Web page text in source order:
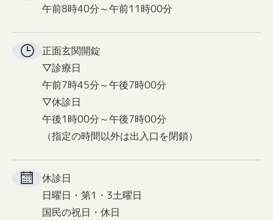
午前8時40分～午前11時00分
正面玄関開錠
▽診療日
午前7時45分～午後7時00分
▽休診日
午後1時00分～午後7時00分
（指定の時間以外は出入口を閉鎖）
休診日
日曜日・第1・3土曜日
国民の祝日・休日